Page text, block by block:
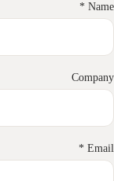
Name
Email